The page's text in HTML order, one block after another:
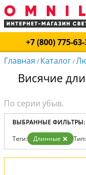
+7 (800) 775-
Главная / Каталог/
Висячие
ВЫБРАННЫЕ ФИЛЬТРЫ:
Теги: Длинные Тип: